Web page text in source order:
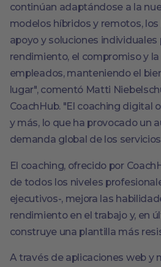
continúan adaptándose a la
modelos híbridos y remotos,
apoyo y soluciones individuales
rendimiento, el compromiso y
empleados, manteniendo el
lugar", comentó Matti
CoachHub. "El coaching digital
y más, lo que ha provocado un
demanda global de los
El coaching, ofrecido por
de todos los niveles
ejecutivos-, mejora las
rendimiento en el trabajo y, en
construye una plantilla más
A través de aplicaciones web y